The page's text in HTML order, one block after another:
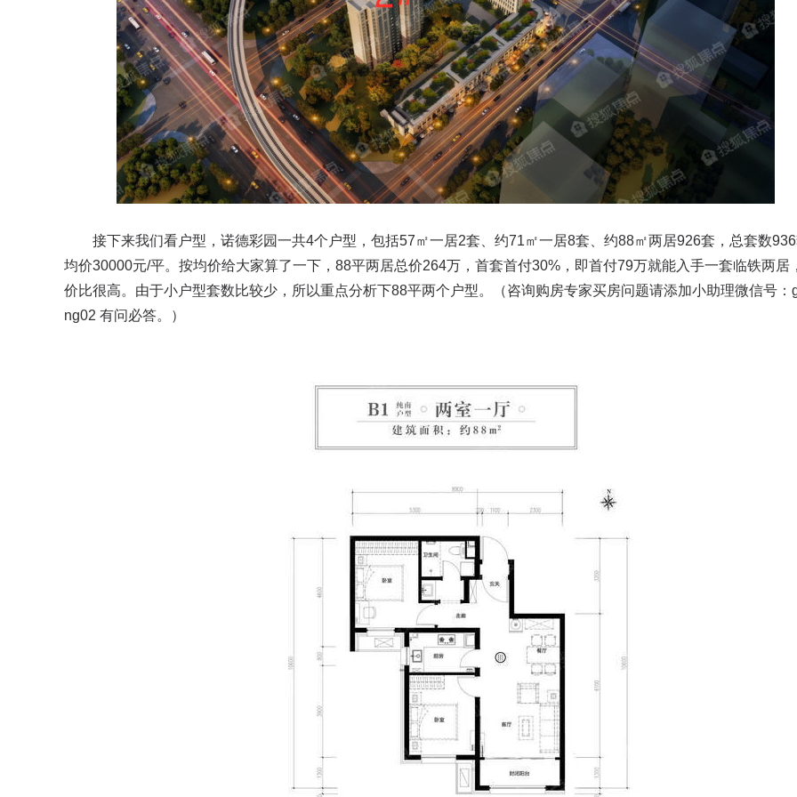
接下来我们看户型，诺德彩园一共4个户型，包括57㎡一居2套、约71㎡一居8套、约88㎡两居926套，总套数936
均价30000元/平。按均价给大家算了一下，88平两居总价264万，首套首付30%，即首付79万就能入手一套临铁两居
价比很高。由于小户型套数比较少，所以重点分析下88平两个户型。（咨询购房专家买房问题请添加小助理微信号：
ng02 有问必答。）